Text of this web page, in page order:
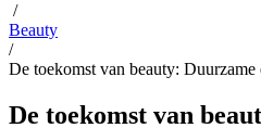
/
Beauty
/
De toekomst van beauty: Duurzame
De toekomst van